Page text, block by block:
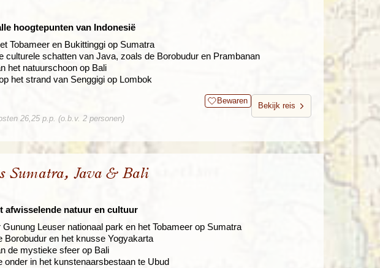
hoogtepunten van Indonesië
Tobameer en Bukittinggi op Sumatra
culturele schatten van Java, zoals de Borobudur en Prambanan
het natuurschoon op Bali
het strand van Senggigi op Lombok
Bewaren
Bekijk reis
26,25 p.p. (o.b.v. 2 personen)
Sumatra, Java & Bali
afwisselende natuur en cultuur
Gunung Leuser nationaal park en het Tobameer op Sumatra
Borobudur en het knusse Yogyakarta
de mystieke sfeer op Bali
onder in het kunstenaarsbestaan te Ubud